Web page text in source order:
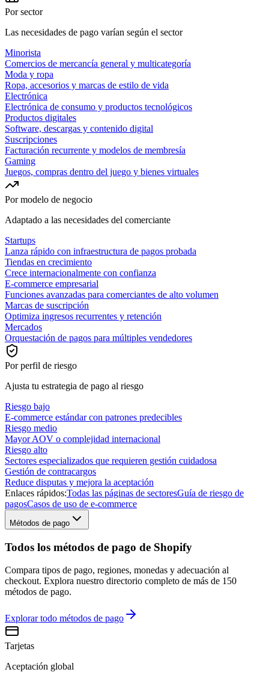
Por sector
Las necesidades de pago varían según el sector
Minorista
Comercios de mercancía general y multicategoría
Moda y ropa
Ropa, accesorios y marcas de estilo de vida
Electrónica
Electrónica de consumo y productos tecnológicos
Productos digitales
Software, descargas y contenido digital
Suscripciones
Facturación recurrente y modelos de membresía
Gaming
Juegos, compras dentro del juego y bienes virtuales
Por modelo de negocio
Adaptado a las necesidades del comerciante
Startups
Lanza rápido con infraestructura de pagos probada
Tiendas en crecimiento
Crece internacionalmente con confianza
E-commerce empresarial
Funciones avanzadas para comerciantes de alto volumen
Marcas de suscripción
Optimiza ingresos recurrentes y retención
Mercados
Orquestación de pagos para múltiples vendedores
Por perfil de riesgo
Ajusta tu estrategia de pago al riesgo
Riesgo bajo
E-commerce estándar con patrones predecibles
Riesgo medio
Mayor AOV o complejidad internacional
Riesgo alto
Sectores especializados que requieren gestión cuidadosa
Gestión de contracargos
Reduce disputas y mejora la aceptación
Enlaces rápidos:Todas las páginas de sectoresGuía de riesgo de
pagosCasos de uso de e-commerce
Métodos de pago
Todos los métodos de pago de Shopify
Compara tipos de pago, regiones, monedas y adecuación al
checkout. Explora nuestro directorio completo de más de 150
métodos de pago.
Explorar todo métodos de pago
Tarjetas
Aceptación global